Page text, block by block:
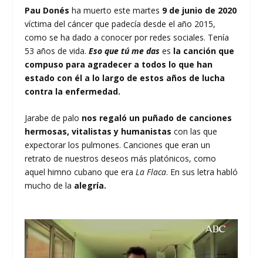
Pau Donés ha muerto este martes 9 de junio de 2020
víctima del cáncer que padecía desde el año 2015,
como se ha dado a conocer por redes sociales. Tenía
53 años de vida.Eso que tú me das es la canción que
compuso para agradecer a todos lo que han
estado con él a lo largo de estos años de lucha
contra la enfermedad.
Jarabe de palo nos regaló un puñado de canciones
hermosas, vitalistas y humanistas con las que
expectorar los pulmones. Canciones que eran un
retrato de nuestros deseos más platónicos, como
aquel himno cubano que eraLa Flaca. En sus letra habló
mucho de la alegría.